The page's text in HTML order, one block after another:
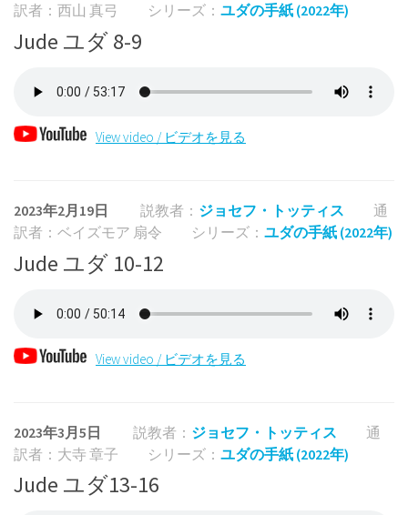
訳者：西山 真弓
シリーズ： ユダの手紙 (2022年)
Jude ユダ 8-9
View video / ビデオを見る
2023年2月19日 説教者： ジョセフ・トッティス
通
訳者：ベイズモア 扇令
シリーズ： ユダの手紙 (2022年)
Jude ユダ 10-12
View video / ビデオを見る
2023年3月5日 説教者： ジョセフ・トッティス
通
訳者：大寺 章子
シリーズ： ユダの手紙 (2022年)
Jude ユダ13-16